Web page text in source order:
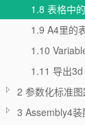
1.8 表格中
1.9 A4里的
1.10
1.11 导出
2 参数化标准图
3 Assembly4装